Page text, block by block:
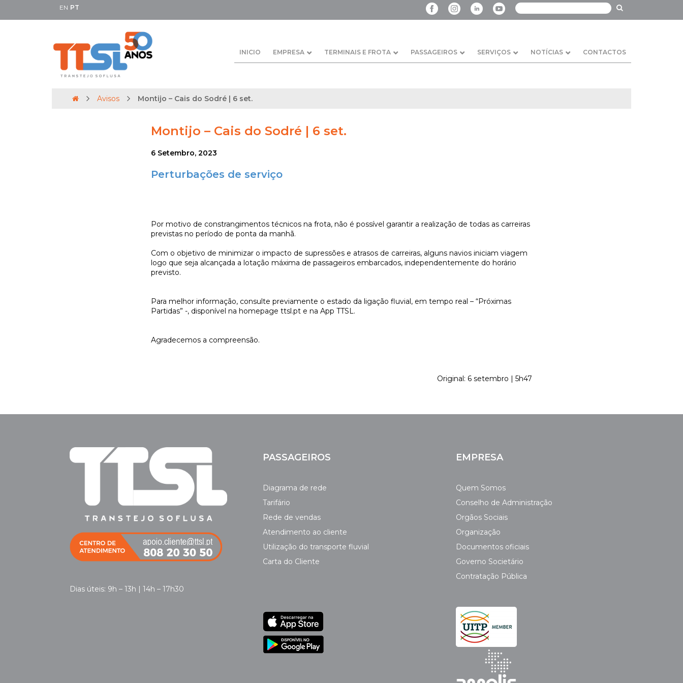
EN PT
INICIO EMPRESA TERMINAIS E FROTA PASSAGEIROS SERVIÇOS NOTÍCIAS CONTACTOS
Avisos Montijo – Cais do Sodré | 6 set.
Montijo – Cais do Sodré | 6 set.
6 Setembro, 2023
Perturbações de serviço
Por motivo de constrangimentos técnicos na frota, não é possível garantir a realização de todas as carreiras
previstas no período de ponta da manhã.
Com o objetivo de minimizar o impacto de supressões e atrasos de carreiras, alguns navios iniciam viagem
logo que seja alcançada a lotação máxima de passageiros embarcados, independentemente do horário
previsto.
Para melhor informação, consulte previamente o estado da ligação fluvial, em tempo real – “Próximas
Partidas” -, disponível na homepage ttsl.pt e na App TTSL.
Agradecemos a compreensão.
Original: 6 setembro | 5h47
Dias úteis: 9h – 13h | 14h – 17h30
PASSAGEIROS
Diagrama de rede
Tarifário
Rede de vendas
Atendimento ao cliente
Utilização do transporte fluvial
Carta do Cliente
EMPRESA
Quem Somos
Conselho de Administração
Orgãos Sociais
Organização
Documentos oficiais
Governo Societário
Contratação Pública